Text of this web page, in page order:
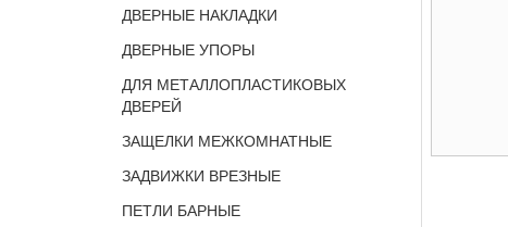
ДВЕРНЫЕ НАКЛАДКИ
ДВЕРНЫЕ УПОРЫ
ДЛЯ МЕТАЛЛОПЛАСТИКОВЫХ
ДВЕРЕЙ
ЗАЩЕЛКИ МЕЖКОМНАТНЫЕ
ЗАДВИЖКИ ВРЕЗНЫЕ
ПЕТЛИ БАРНЫЕ